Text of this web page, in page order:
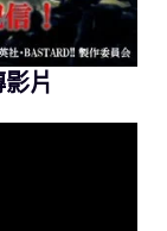
片